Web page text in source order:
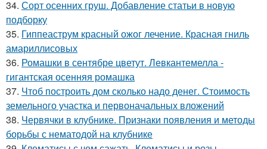
34. Сорт осенних груш. Добавление статьи в новую
подборку
35. Гиппеаструм красный ожог лечение. Красная гниль
амариллисовых
36. Ромашки в сентябре цветут. Левкантемелла -
гигантская осенняя ромашка
37. Чтоб построить дом сколько надо денег. Стоимость
земельного участка и первоначальных вложений
38. Червячки в клубнике. Признаки появления и методы
борьбы с нематодой на клубнике